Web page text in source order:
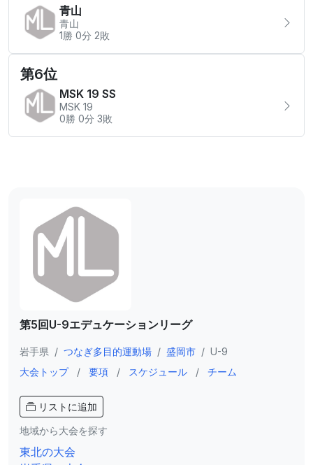
青山
青山
1勝 0分 2敗
第6位
MSK 19 SS
MSK 19
0勝 0分 3敗
第5回U-9エデュケーションリーグ
岩手県 / つなぎ多目的運動場 / 盛岡市 / U-9
大会トップ
/ 要項 / スケジュール / チーム
リストに追加
地域から大会を探す
東北の大会